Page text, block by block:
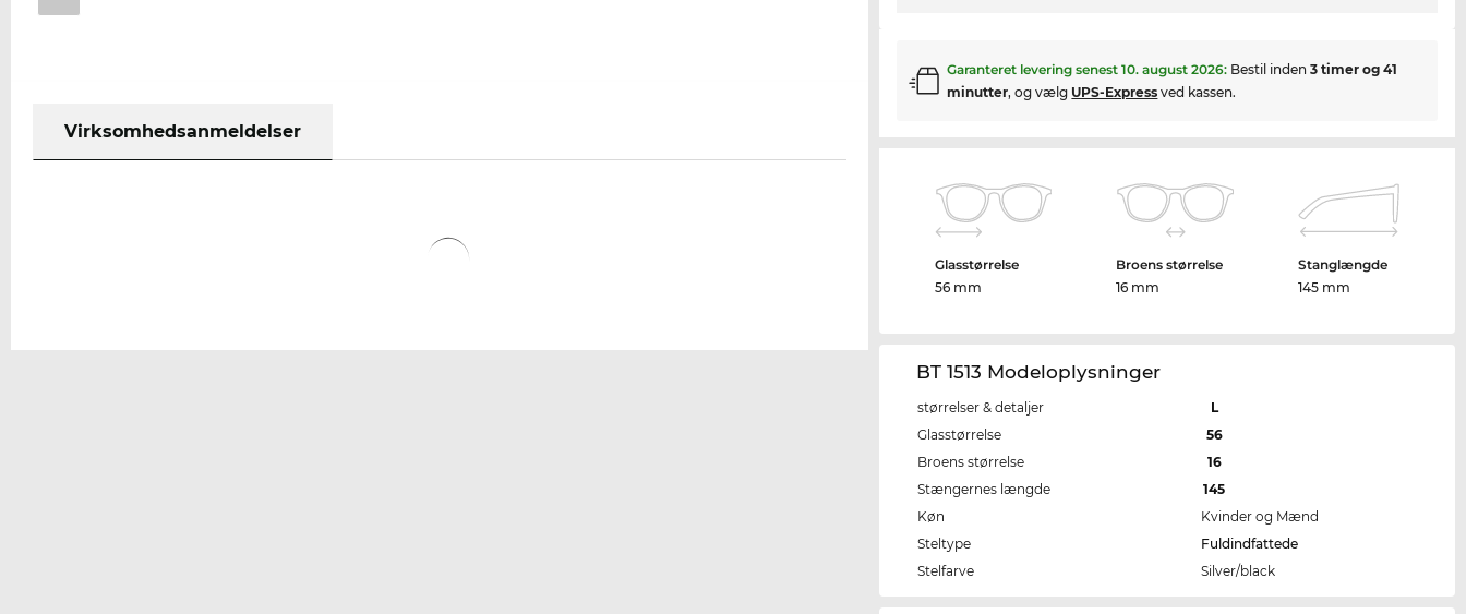
Virksomhedsanmeldelser
Garanteret levering senest10. august 2026: Bestil inden3 timer og 41
minutter, og vælg UPS-Express ved kassen.
Glasstørrelse
56 mm
Broens størrelse
16 mm
Stanglængde
145 mm
BT 1513 Modeloplysninger
størrelser & detaljer
L
Glasstørrelse
56
Broens størrelse
16
Stængernes længde
145
Køn
Kvinder og Mænd
Steltype
Fuldindfattede
Stelfarve
Silver/black